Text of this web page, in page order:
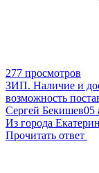
277 просмотров
ЗИП. Наличие и
возможность
Сергей Бекишев05
Из города
Прочитать ответ